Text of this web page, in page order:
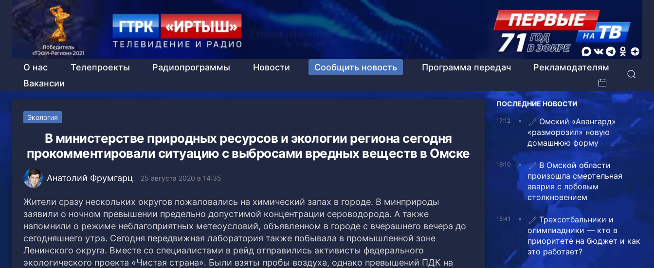
О нас Телепроекты Радиопрограммы Новости Сообщить новость Программа передач
Рекламодателям
Вакансии
Экология
В министерстве природных ресурсов и экологии региона сегодня
прокомментировали ситуацию с выбросами вредных веществ в Омске
Анатолий Фрумгарц 25 августа 2020 в 14:35
Жители сразу нескольких округов пожаловались на химический запах в городе. В минприроды
заявили о ночном превышении предельно допустимой концентрации сероводорода. А также
напомнили о режиме неблагоприятных метеоусловий, объявленном в городе с вчерашнего вечера до
сегодняшнего утра. Сегодня передвижная лаборатория также побывала в промышленной зоне
Ленинского округа. Вместе со специалистами в рейд отправились активисты федерального
экологического проекта «Чистая страна». Были взяты пробы воздуха, однако превышений ПДК на
ПОСЛЕДНИЕ НОВОСТИ
17:12
Омский «Авангард»
«разморозил» новую
домашнюю форму
16:10
В Омской области
произошла смертельная
авария с лобовым
столкновением
15:41
Трехсотбальники и
олимпиадники — кто в
приоритете на бюджет и как
это работает?